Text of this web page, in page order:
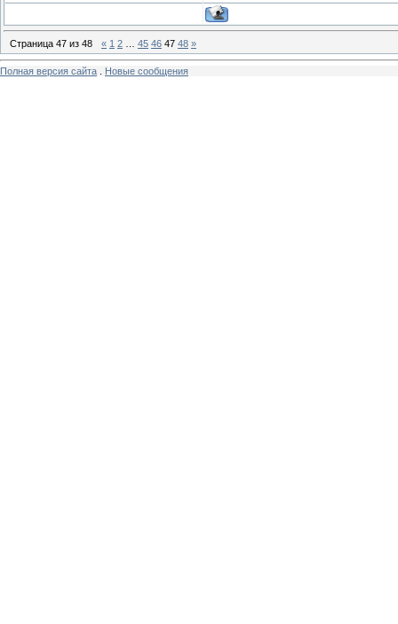
Страница 47 из 48 « 1 2 45 46 47 48 »
Полная версия сайта Новые сообщения